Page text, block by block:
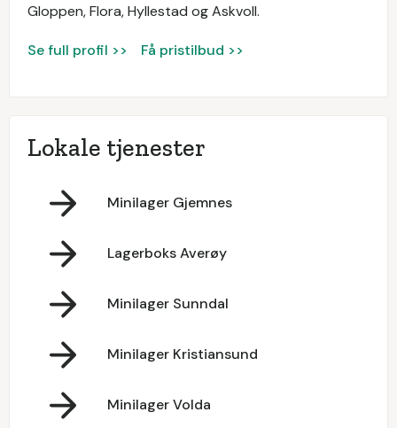
Gloppen, Flora, Hyllestad og Askvoll.
Se full profil >> Få pristilbud >>
Lokale tjenester
Minilager Gjemnes
Lagerboks Averøy
Minilager Sunndal
Minilager Kristiansund
Minilager Volda